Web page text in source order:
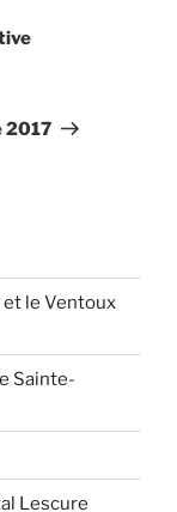
2017
le Ventoux
Sainte-
Lescure